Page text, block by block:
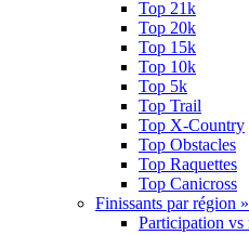
Top 21k
Top 20k
Top 15k
Top 10k
Top 5k
Top Trail
Top X-Country
Top Obstacles
Top Raquettes
Top Canicross
Finissants par région »
Participation vs